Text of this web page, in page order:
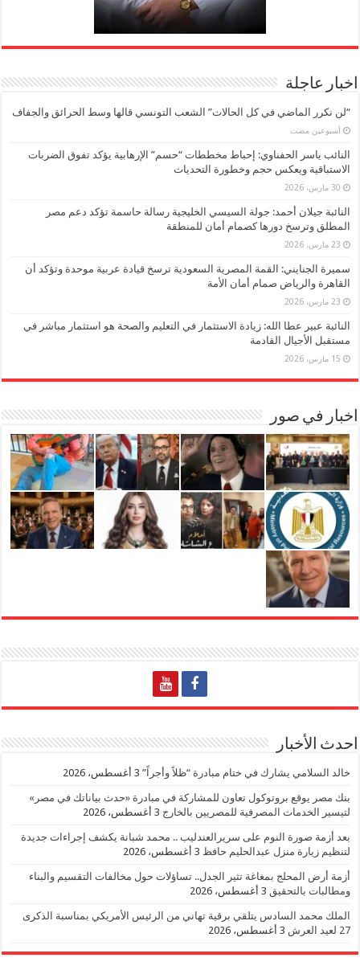
اخبار عاجلة
“لن نكرر الماضي في كل الحالات” الشعب التونسي قالها وسط الحرائق والجفاف
‏أسبوعين مضت
النائب ياسر الحفناوي: إحباط مخططات “حسم” الإرهابية يؤكد تفوق الضربات
الاستباقية ويعكس حجم وخطورة التحديات
30 مارس، 2026
النائبة جيلان أحمد: جولة السيسي الخليجية رسالة حاسمة تؤكد دعم مصر
المطلق وترسخ دورها كصمام أمان للمنطقة
23 مارس، 2026
سميرة الجنايني: القمة المصرية السعودية ترسخ قيادة عربية موحدة وتؤكد أن
القاهرة والرياض صمام أمان الأمة
23 مارس، 2026
النائبة عبير عطا الله: زيادة الاستثمار في التعليم والصحة هو استثمار مباشر في
مستقبل الأجيال القادمة
15 مارس، 2026
اخبار في صور
احدث الأخبار
خالد السلامي يشارك في ختام مبادرة “ظلاً وأجراً” 3 أغسطس، 2026
بنك مصر يوقع بروتوكول تعاون للمشاركة في مبادرة «حدث بياناتك في مصر»
لتيسير الخدمات المصرفية للمصريين بالخارج 3 أغسطس، 2026
بعد أزمة صورة النوم على سريرالعندليب .. محمد شبانة يكشف إجراءات جديدة
لتنظيم زيارة منزل عبدالحليم حافظ 3 أغسطس، 2026
أزمة أرض المحلج بمغاغة تثير الجدل.. تساؤلات حول مخالفات التقسيم والبناء
ومطالبات بالتحقيق 3 أغسطس، 2026
الملك محمد السادس يتلقي برقية تهاني من الرئيس الأمريكي بمناسبة الذكرى
27 لعيد العرش
3 أغسطس، 2026